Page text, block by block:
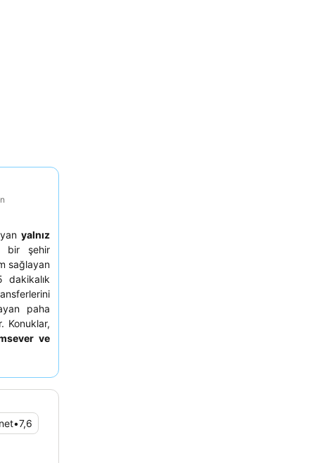
yalnız
bir şehir
sağlayan
dakikalık
paha
Konuklar,
ve
bir oda
•7,6